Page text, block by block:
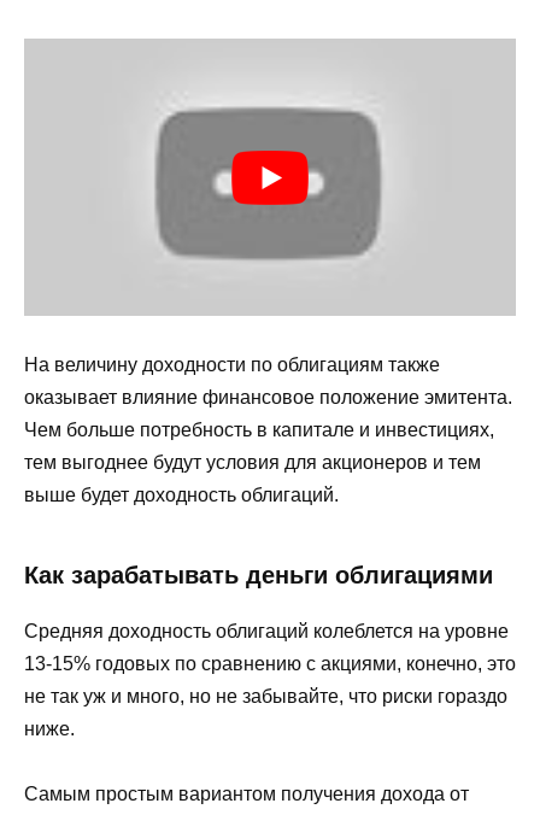
На величину доходности по облигациям также
оказывает влияние финансовое положение эмитента.
Чем больше потребность в капитале и инвестициях,
тем выгоднее будут условия для акционеров и тем
выше будет доходность облигаций.
Как зарабатывать деньги облигациями
Средняя доходность облигаций колеблется на уровне
13-15% годовых по сравнению с акциями, конечно, это
не так уж и много, но не забывайте, что риски гораздо
ниже.
Самым простым вариантом получения дохода от